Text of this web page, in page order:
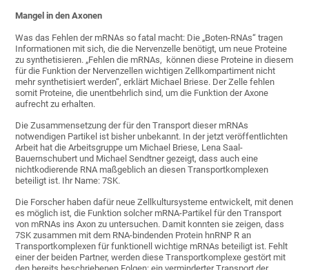
Mangel in den Axonen
Was das Fehlen der mRNAs so fatal macht: Die „Boten-RNAs“ tragen
Informationen mit sich, die die Nervenzelle benötigt, um neue Proteine
zu synthetisieren. „Fehlen die mRNAs, können diese Proteine in diesem
für die Funktion der Nervenzellen wichtigen Zellkompartiment nicht
mehr synthetisiert werden“, erklärt Michael Briese. Der Zelle fehlen
somit Proteine, die unentbehrlich sind, um die Funktion der Axone
aufrecht zu erhalten.
Die Zusammensetzung der für den Transport dieser mRNAs
notwendigen Partikel ist bisher unbekannt. In der jetzt veröffentlichten
Arbeit hat die Arbeitsgruppe um Michael Briese, Lena Saal-
Bauernschubert und Michael Sendtner gezeigt, dass auch eine
nichtkodierende RNA maßgeblich an diesen Transportkomplexen
beteiligt ist. Ihr Name: 7SK.
Die Forscher haben dafür neue Zellkultursysteme entwickelt, mit denen
es möglich ist, die Funktion solcher mRNA-Partikel für den Transport
von mRNAs ins Axon zu untersuchen. Damit konnten sie zeigen, dass
7SK zusammen mit dem RNA-bindenden Protein hnRNP R an
Transportkomplexen für funktionell wichtige mRNAs beteiligt ist. Fehlt
einer der beiden Partner, werden diese Transportkomplexe gestört mit